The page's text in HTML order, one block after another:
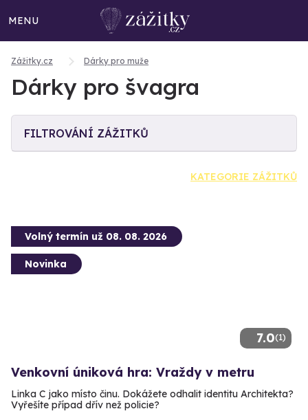
MENU
Zážitky.cz Dárky pro muže
Dárky pro švagra
FILTROVÁNÍ ZÁŽITKŮ
KATEGORIE ZÁŽITKŮ
7.0(1)
Volný termín už 08. 08. 2026
Novinka
Venkovní úniková hra: Vraždy v metru
Linka C jako místo činu. Dokážete odhalit identitu Architekta?
Vyřešíte případ dřív než policie?